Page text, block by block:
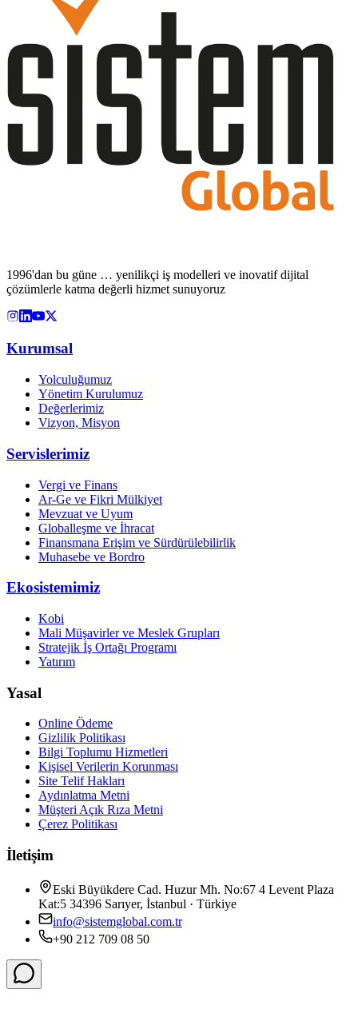
1996'dan bu güne … yenilikçi iş modelleri ve inovatif dijital
çözümlerle katma değerli hizmet sunuyoruz
Kurumsal
Yolculuğumuz
Yönetim Kurulumuz
Değerlerimiz
Vizyon, Misyon
Servislerimiz
Vergi ve Finans
Ar-Ge ve Fikri Mülkiyet
Mevzuat ve Uyum
Globalleşme ve İhracat
Finansmana Erişim ve Sürdürülebilirlik
Muhasebe ve Bordro
Ekosistemimiz
Kobi
Mali Müşavirler ve Meslek Grupları
Stratejik İş Ortağı Programı
Yatırım
Yasal
Online Ödeme
Gizlilik Politikası
Bilgi Toplumu Hizmetleri
Kişisel Verilerin Korunması
Site Telif Hakları
Aydınlatma Metni
Müşteri Açık Rıza Metni
Çerez Politikası
İletişim
Eski Büyükdere Cad. Huzur Mh. No:67 4 Levent Plaza
Kat:5 34396 Sarıyer, İstanbul · Türkiye
info@sistemglobal.com.tr
+90 212 709 08 50